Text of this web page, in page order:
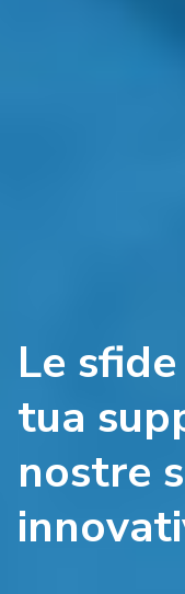
Le
tua
nostre